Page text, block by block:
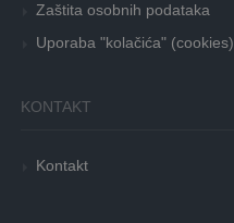
Zaštita osobnih podataka
Uporaba "kolačića" (cookies)
KONTAKT
Kontakt